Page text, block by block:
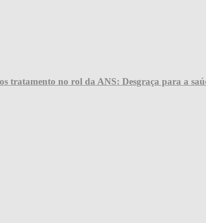
tratamento no rol da ANS: Desgraça para a